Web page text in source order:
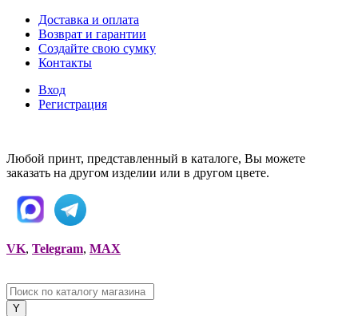
Доставка и оплата
Возврат и гарантии
Создайте свою сумку
Контакты
Вход
Регистрация
Любой принт, представленный в каталоге, Вы можете
заказать на другом изделии или в другом цвете.
VK, Telegram, MAX